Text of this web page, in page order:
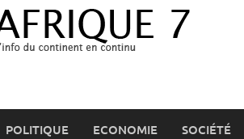
POLITIQUE ECONOMIE SOCIÉTÉ